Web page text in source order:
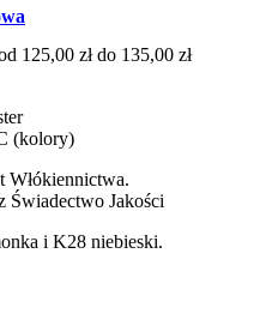
125,00 zł do 135,00 zł
(kolory)
Włókiennictwa.
Świadectwo Jakości
i K28 niebieski.